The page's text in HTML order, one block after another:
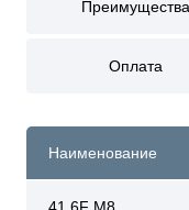
Преимущества
Оплата
Наименование